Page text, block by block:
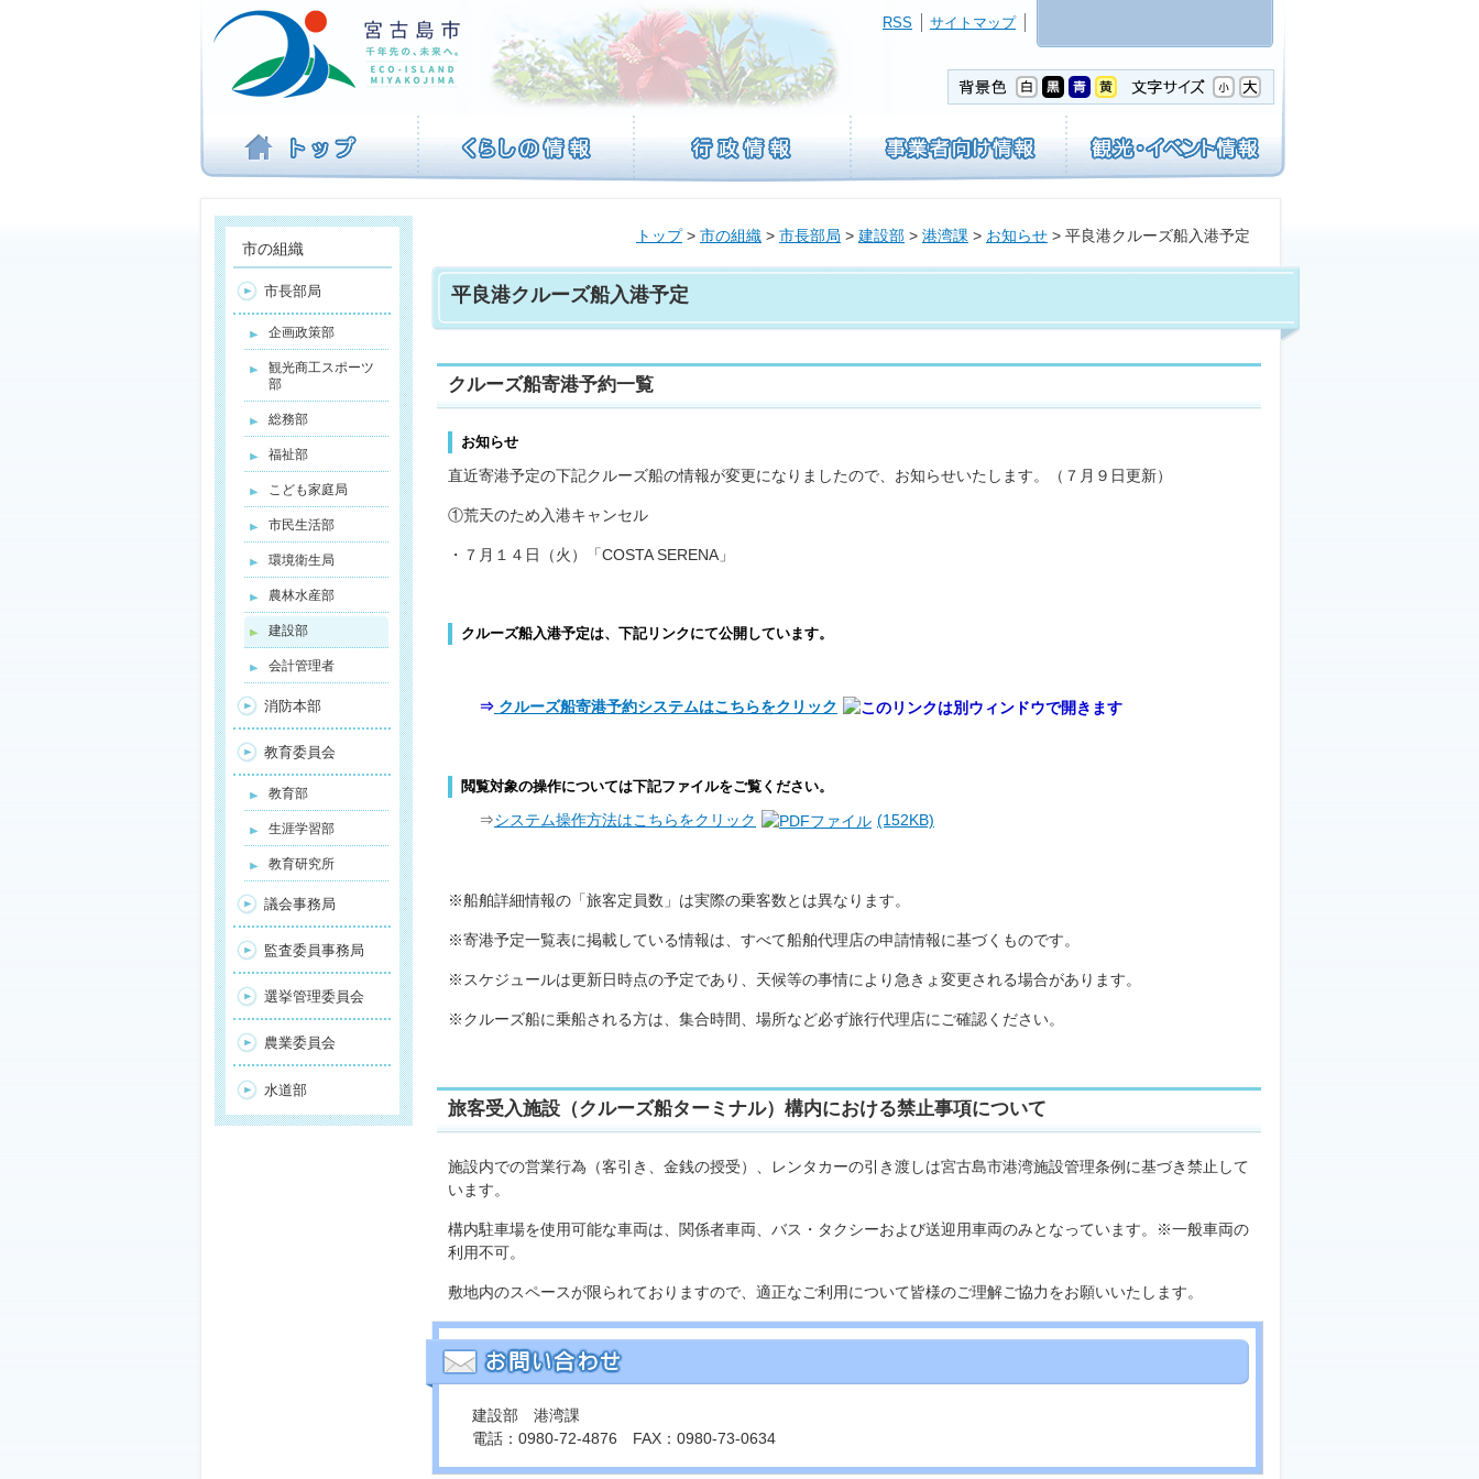
ビ
を
ば
す
サイトマップ
RSS
トップ> 市の組織 > 市長部局 > 建設部 > 港湾課 > お知らせ > 平良港クルーズ船入港予定
平良港クルーズ船入港予定
クルーズ船寄港予約一覧
お知らせ
直近寄港予定の下記クルーズ船の情報が変更になりましたので、お知らせいたします。（７月９日更新）
①荒天のため入港キャンセル
・７月１４日（火）「COSTA SERENA」
クルーズ船入港予定は、下記リンクにて公開しています。
⇒ クルーズ船寄港予約システムはこちらをクリック
閲覧対象の操作については下記ファイルをご覧ください。
⇒システム操作方法はこちらをクリック (152KB)
※船舶詳細情報の「旅客定員数」は実際の乗客数とは異なります。
※寄港予定一覧表に掲載している情報は、すべて船舶代理店の申請情報に基づくものです。
※スケジュールは更新日時点の予定であり、天候等の事情により急きょ変更される場合があります。
※クルーズ船に乗船される方は、集合時間、場所など必ず旅行代理店にご確認ください。
旅客受入施設（クルーズ船ターミナル）構内における禁止事項について
施設内での営業行為（客引き、金銭の授受）、レンタカーの引き渡しは宮古島市港湾施設管理条例に基づき禁止して
います。
構内駐車場を使用可能な車両は、関係者車両、バス・タクシーおよび送迎用車両のみとなっています。※一般車両の
利用不可。
敷地内のスペースが限られておりますので、適正なご利用について皆様のご理解ご協力をお願いいたします。
建設部 港湾課
電話：0980-72-4876 FAX：0980-73-0634
市の組織
市長部局
企画政策部
観光商工スポーツ
部
総務部
福祉部
こども家庭局
市民生活部
環境衛生局
農林水産部
建設部
会計管理者
消防本部
教育委員会
教育部
生涯学習部
教育研究所
議会事務局
監査委員事務局
選挙管理委員会
農業委員会
水道部